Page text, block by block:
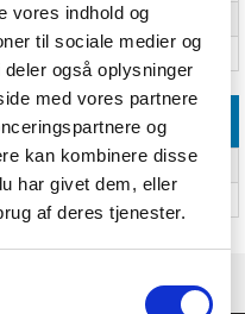
vores indhold og
til sociale medier og
også oplysninger
med vores partnere
og
kan kombinere disse
har givet dem, eller
af deres tjenester.